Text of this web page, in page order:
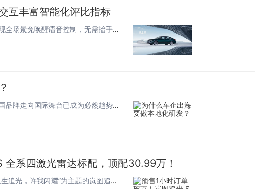
互丰富智能化评比指标
亚洲龙(参数|询价)搭载AI智能管家体系，可实现全场景免唤醒语音控制，无需抬手按键，仅需语音就能完成导航设置、空调调节、多媒体切换等座舱功能操作，不仅降低了驾驶过程中的操作分心风险，更让不同年龄层的用户都能轻松上手操作这套智能系统。同时这套...
当前全球汽车产业格局正在发生深刻变革，中国品牌走向国际舞台已成为必然趋势。然而，单纯的产品出口往往难以满足海外市场的复杂需求，深入目标市场进行针对性开发，才是确立竞争优势的关键所在。许多企业初期尝试直接移植国内车型，结果因水土不服导致销量低...
系四激光雷达标配，顶配30.99万！
【2026年7月24日，武汉】7月24日，在以“人生追光，许我闪耀”为主题的岚图追光S预售发布会上，全球首款科技FUV岚图追光S正式开启预售，顶配预售价30.99万元。预售期间下订，可享免费升级价值20000元的主副驾双零重力座椅，以及免费...